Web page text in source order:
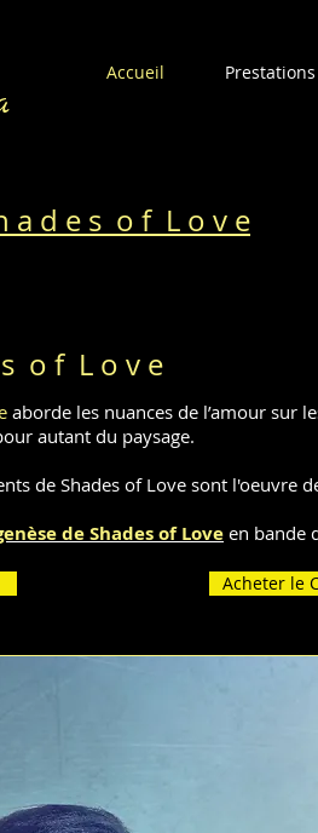
Accueil Prestations
a d e s o f L o v e
s o f L o v e
aborde les nuances de l’amour sur
autant du paysage.
de Shades of Love sont l'oeuvre
deShades of Love en bande
Acheter le